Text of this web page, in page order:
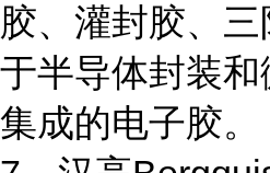
胶、灌封胶、三
于半导体封装
集成的电子胶。